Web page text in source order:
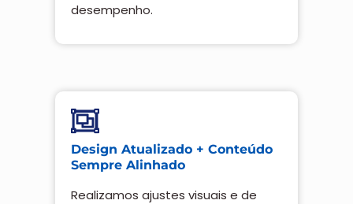
desempenho.
Design Atualizado + Conteúdo
Sempre Alinhado
Realizamos ajustes visuais e de